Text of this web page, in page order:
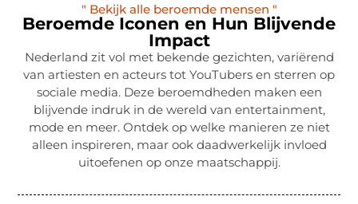
" Bekijk alle beroemde mensen "
Beroemde Iconen en Hun Blijvende
Impact
Nederland zit vol met bekende gezichten, variërend
van artiesten en acteurs tot YouTubers en sterren op
sociale media. Deze beroemdheden maken een
blijvende indruk in de wereld van entertainment,
mode en meer. Ontdek op welke manieren ze niet
alleen inspireren, maar ook daadwerkelijk invloed
uitoefenen op onze maatschappij.